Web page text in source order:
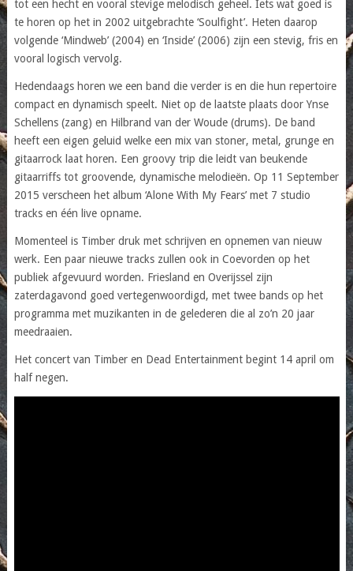
tot een hecht en vooral stevige melodisch geheel. Iets wat goed is
te horen op het in 2002 uitgebrachte ‘Soulfight’. Heten daarop
volgende ‘Mindweb’ (2004) en ‘Inside’ (2006) zijn een stevig, fris en
vooral logisch vervolg.
Hedendaags horen we een band die verder is en die hun repertoire
compact en dynamisch speelt. Niet op de laatste plaats door Ynse
Schellens (zang) en Hilbrand van der Woude (drums). De band
heeft een eigen geluid welke een mix van stoner, metal, grunge en
gitaarrock laat horen. Een groovy trip die leidt van beukende
gitaarriffs tot groovende, dynamische melodieën. Op 11 September
2015 verscheen het album ‘Alone With My Fears’ met 7 studio
tracks en één live opname.
Momenteel is Timber druk met schrijven en opnemen van nieuw
werk. Een paar nieuwe tracks zullen ook in Coevorden op het
publiek afgevuurd worden. Friesland en Overijssel zijn
zaterdagavond goed vertegenwoordigd, met twee bands op het
programma met muzikanten in de gelederen die al zo’n 20 jaar
meedraaien.
Het concert van Timber en Dead Entertainment begint 14 april om
half negen.